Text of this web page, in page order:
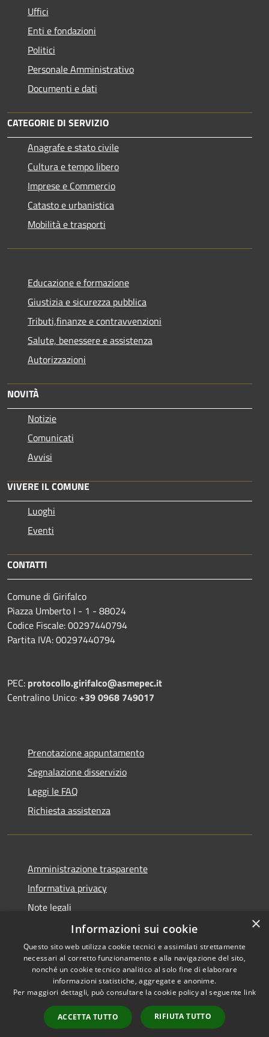
Uffici
Enti e fondazioni
Politici
Personale Amministrativo
Documenti e dati
CATEGORIE DI SERVIZIO
Anagrafe e stato civile
Cultura e tempo libero
Imprese e Commercio
Catasto e urbanistica
Mobilità e trasporti
Educazione e formazione
Giustizia e sicurezza pubblica
Tributi,finanze e contravvenzioni
Salute, benessere e assistenza
Autorizzazioni
NOVITÀ
Notizie
Comunicati
Avvisi
VIVERE IL COMUNE
Luoghi
Eventi
CONTATTI
Comune di Girifalco
Piazza Umberto I - 1 - 88024
Codice Fiscale: 00297440794
Partita IVA: 00297440794
PEC: protocollo.girifalco@asmepec.it
Centralino Unico:+39 0968 749017
Prenotazione appuntamento
Segnalazione disservizio
Leggi le FAQ
Richiesta assistenza
Amministrazione trasparente
Informativa privacy
Note legali
Dichiarazione di accessibilità
RSS
Accessibilità
Copyright © 2026 • Comune di
Municipium•
Accesso
redazione
×
Informazioni sui cookie
Questo sito web utilizza cookie tecnici e assimilati strettamente
necessari al corretto funzionamento e alla navigazione del sito,
nonché un cookie tecnico analitico al solo fine di elaborare
informazioni statistiche, aggregate e anonime.
Per maggiori dettagli, può consultare la cookie policy al seguente link
ACCETTA TUTTO RIFIUTA TUTTO